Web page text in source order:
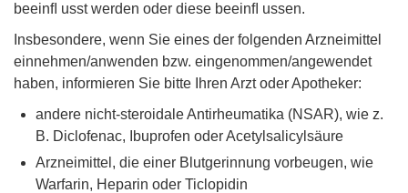
beeinﬂ usst werden oder diese beeinﬂ ussen.
Insbesondere, wenn Sie eines der folgenden Arzneimittel
einnehmen/anwenden bzw. eingenommen/angewendet
haben, informieren Sie bitte Ihren Arzt oder Apotheker:
andere nicht-steroidale Antirheumatika (NSAR), wie z.
B. Diclofenac, Ibuprofen oder Acetylsalicylsäure
Arzneimittel, die einer Blutgerinnung vorbeugen, wie
Warfarin, Heparin oder Ticlopidin